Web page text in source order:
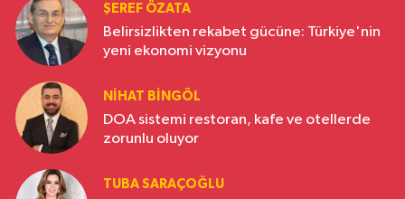
ŞEREF ÖZATA
Belirsizlikten rekabet gücüne: Türkiye'nin
yeni ekonomi vizyonu
NIHAT BINGÖL
DOA sistemi restoran, kafe ve otellerde
zorunlu oluyor
TUBA SARAÇOĞLU